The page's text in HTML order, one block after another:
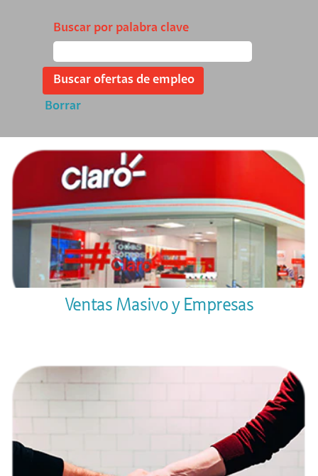
Buscar por palabra clave
Borrar
Ventas Masivo y Empresas